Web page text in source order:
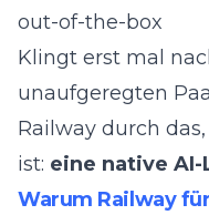
out-of-the-box
Klingt erst mal
unaufgeregten
Railway durch
ist: eine native AI-
Warum Railway